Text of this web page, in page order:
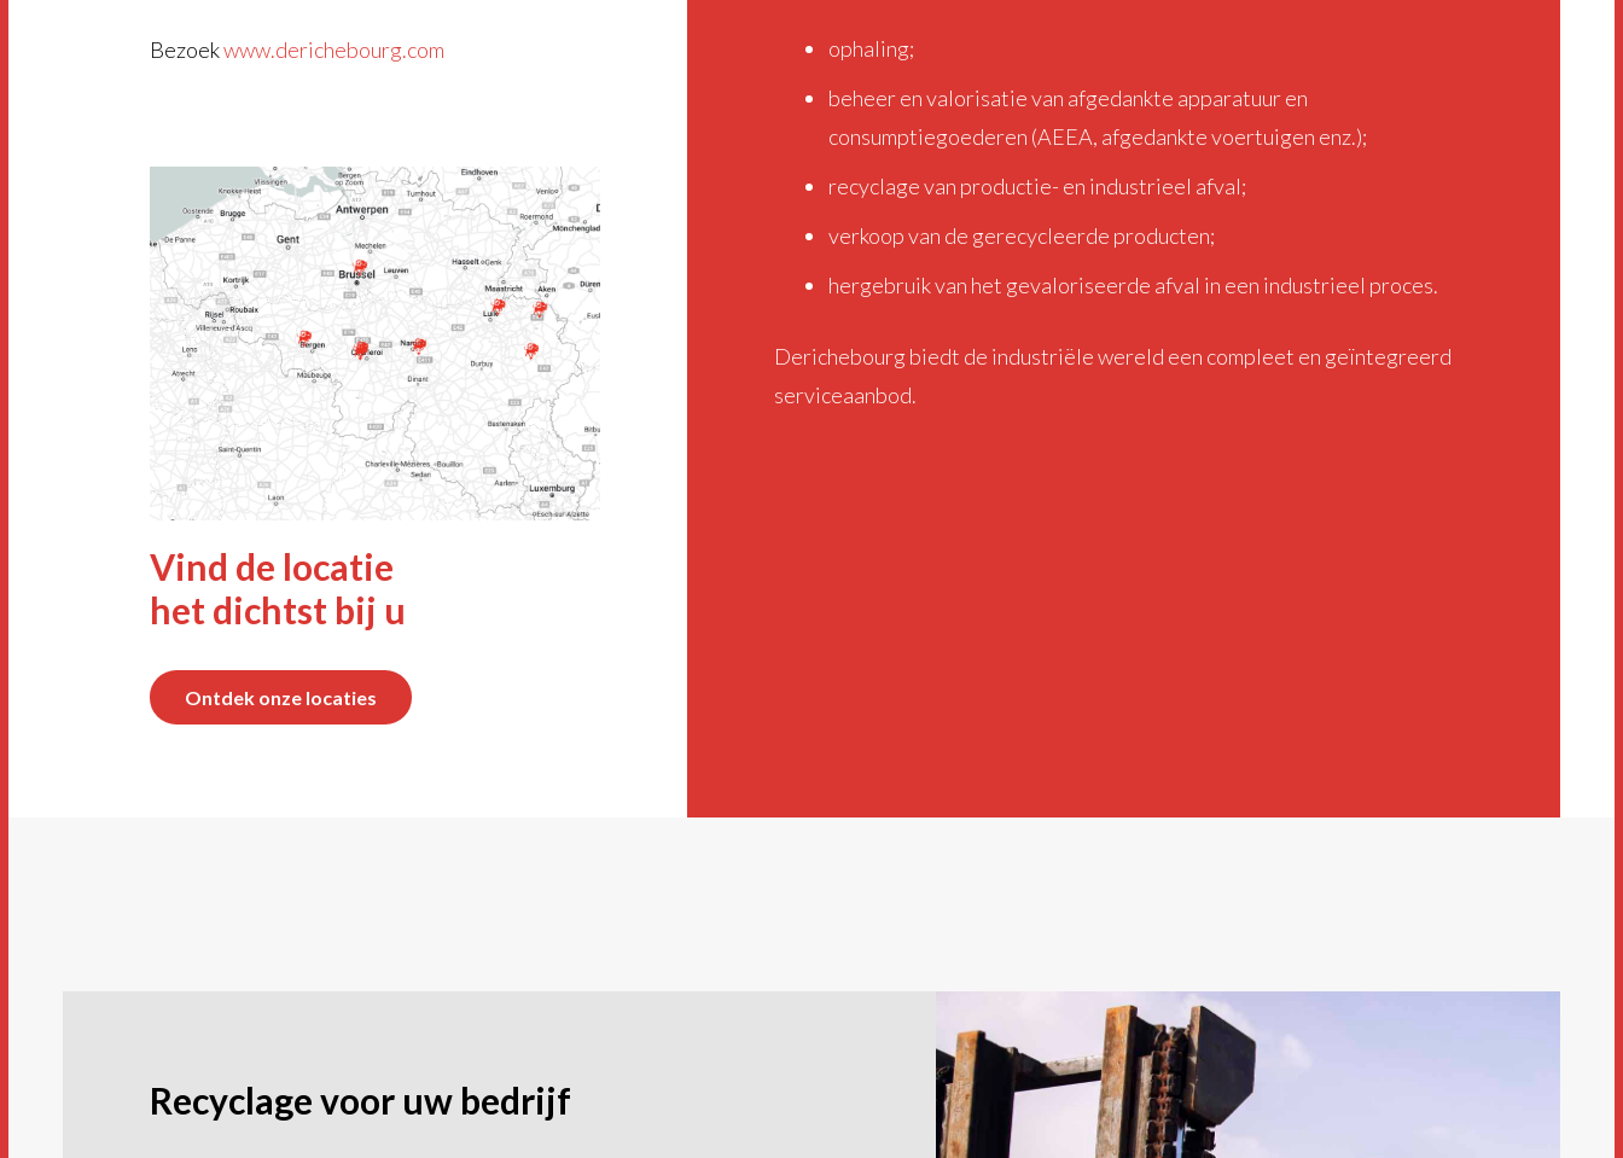
Bezoekwww.derichebourg.com
Vind de locatie
het dichtst bij u
Ontdek onze locaties
ophaling;
beheer en valorisatie van afgedankte apparatuur en
consumptiegoederen (AEEA, afgedankte voertuigen enz.);
recyclage van productie- en industrieel afval;
verkoop van de gerecycleerde producten;
hergebruik van het gevaloriseerde afval in een industrieel proces.
Derichebourg biedt de industriële wereld een compleet en geïntegreerd
serviceaanbod.
Recyclage voor uw bedrijf